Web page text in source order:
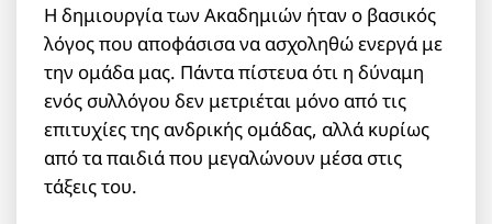
Η δημιουργία των Ακαδημιών ήταν ο βασικός
λόγος που αποφάσισα να ασχοληθώ ενεργά με
την ομάδα μας. Πάντα πίστευα ότι η δύναμη
ενός συλλόγου δεν μετριέται μόνο από τις
επιτυχίες της ανδρικής ομάδας, αλλά κυρίως
από τα παιδιά που μεγαλώνουν μέσα στις
τάξεις του.